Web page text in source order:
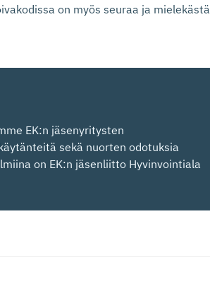
on myös seuraa ja mielekästä
EK:n jäsenyritysten
sekä nuorten odotuksia
on EK:n jäsenliitto Hyvinvointiala